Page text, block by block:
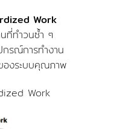
Work
ที่ทำวนซ้ำ ๆ
กรณ์การทำงาน
องระบบคุณภาพ
Work